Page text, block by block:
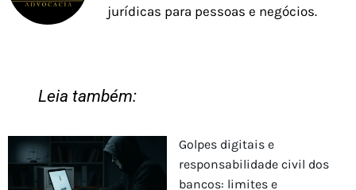
jurídicas para pessoas e negócios.
Leia também:
Golpes digitais e
responsabilidade civil dos
bancos: limites e